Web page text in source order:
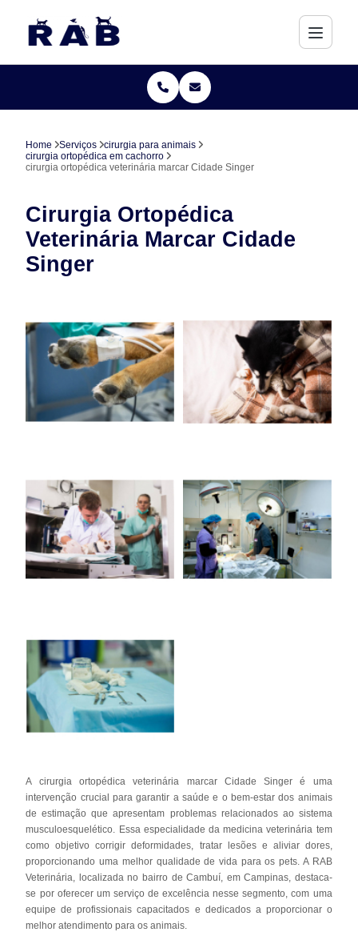
Home Serviços
cirurgia para animais
cirurgia ortopédica em cachorro
cirurgia ortopédica veterinária marcar Cidade Singer
Cirurgia Ortopédica
Veterinária Marcar Cidade
Singer
A cirurgia ortopédica veterinária marcar Cidade Singer é uma
intervenção crucial para garantir a saúde e o bem-estar dos animais
de estimação que apresentam problemas relacionados ao sistema
musculoesquelético. Essa especialidade da medicina veterinária tem
como objetivo corrigir deformidades, tratar lesões e aliviar dores,
proporcionando uma melhor qualidade de vida para os pets. A RAB
Veterinária, localizada no bairro de Cambuí, em Campinas, destaca-
se por oferecer um serviço de excelência nesse segmento, com uma
equipe de profissionais capacitados e dedicados a proporcionar o
melhor atendimento para os animais.